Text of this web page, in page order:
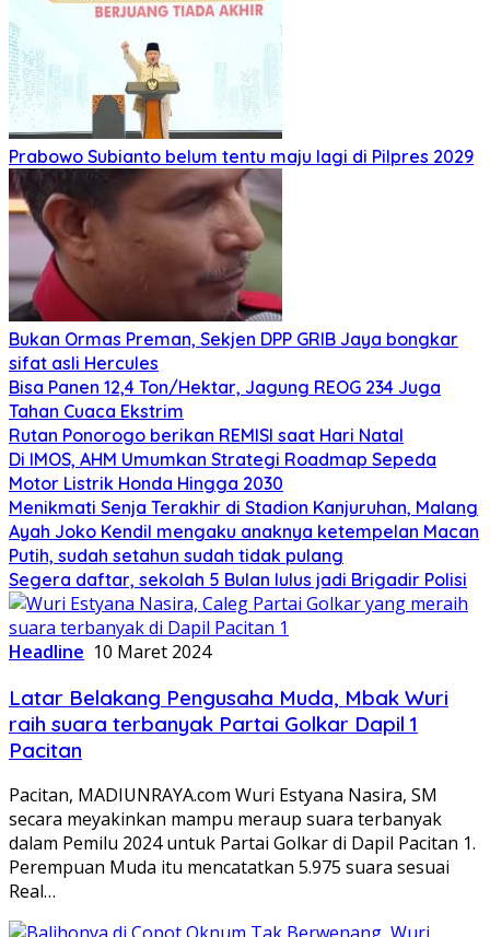
Prabowo Subianto belum tentu maju lagi di Pilpres 2029
Bukan Ormas Preman, Sekjen DPP GRIB Jaya bongkar
sifat asli Hercules
Bisa Panen 12,4 Ton/Hektar, Jagung REOG 234 Juga
Tahan Cuaca Ekstrim
Rutan Ponorogo berikan REMISI saat Hari Natal
Di IMOS, AHM Umumkan Strategi Roadmap Sepeda
Motor Listrik Honda Hingga 2030
Menikmati Senja Terakhir di Stadion Kanjuruhan, Malang
Ayah Joko Kendil mengaku anaknya ketempelan Macan
Putih, sudah setahun sudah tidak pulang
Segera daftar, sekolah 5 Bulan lulus jadi Brigadir Polisi
Headline 10 Maret 2024
Latar Belakang Pengusaha Muda, Mbak Wuri
raih suara terbanyak Partai Golkar Dapil 1
Pacitan
Pacitan, MADIUNRAYA.com Wuri Estyana Nasira, SM
secara meyakinkan mampu meraup suara terbanyak
dalam Pemilu 2024 untuk Partai Golkar di Dapil Pacitan 1.
Perempuan Muda itu mencatatkan 5.975 suara sesuai
Real…